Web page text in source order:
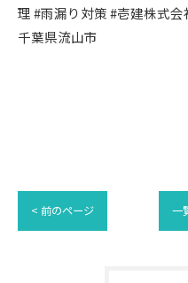
理 #雨漏り対策 #壱建株式
千葉県流山市
< 前のページ 一